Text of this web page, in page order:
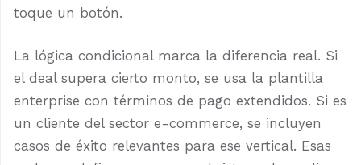
toque un botón.
La lógica condicional marca la diferencia real. Si
el deal supera cierto monto, se usa la plantilla
enterprise con términos de pago extendidos. Si es
un cliente del sector e-commerce, se incluyen
casos de éxito relevantes para ese vertical. Esas